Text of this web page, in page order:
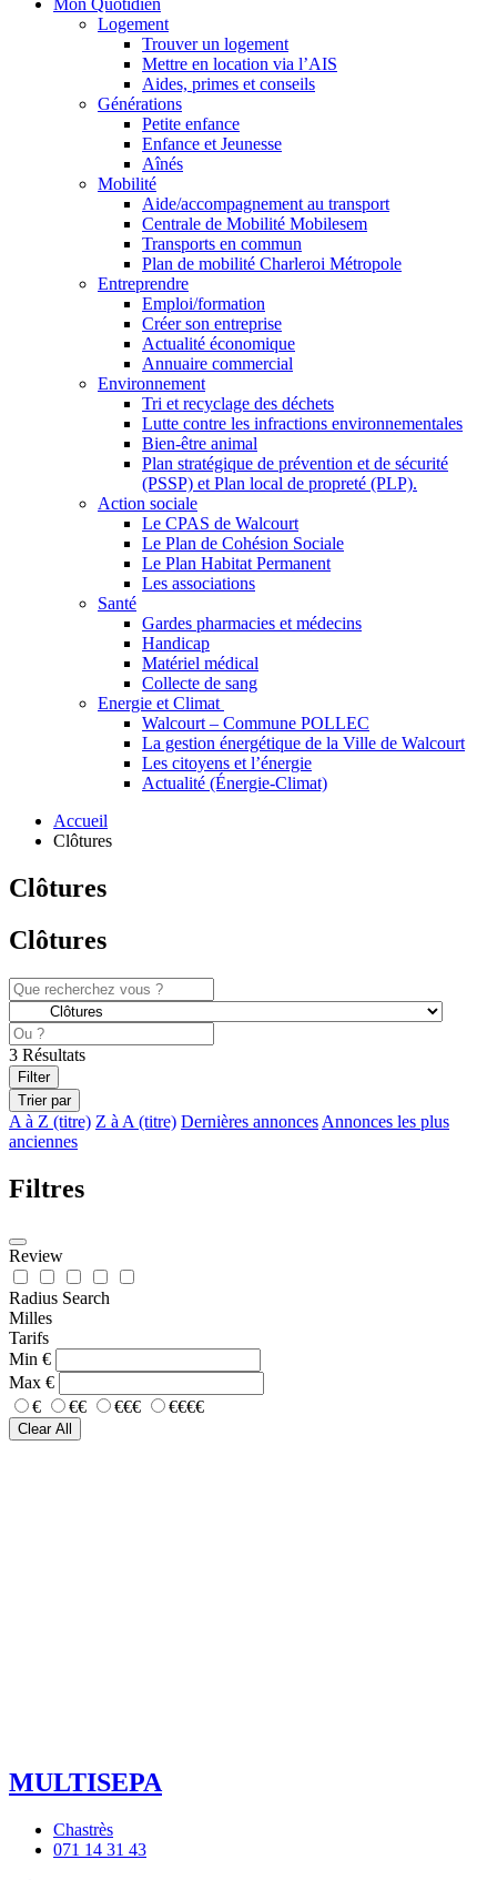
Mon Quotidien
Logement
Trouver un logement
Mettre en location via l’AIS
Aides, primes et conseils
Générations
Petite enfance
Enfance et Jeunesse
Aînés
Mobilité
Aide/accompagnement au transport
Centrale de Mobilité Mobilesem
Transports en commun
Plan de mobilité Charleroi Métropole
Entreprendre
Emploi/formation
Créer son entreprise
Actualité économique
Annuaire commercial
Environnement
Tri et recyclage des déchets
Lutte contre les infractions environnementales
Bien-être animal
Plan stratégique de prévention et de sécurité
(PSSP) et Plan local de propreté (PLP).
Action sociale
Le CPAS de Walcourt
Le Plan de Cohésion Sociale
Le Plan Habitat Permanent
Les associations
Santé
Gardes pharmacies et médecins
Handicap
Matériel médical
Collecte de sang
Energie et Climat
Walcourt – Commune POLLEC
La gestion énergétique de la Ville de Walcourt
Les citoyens et l’énergie
Actualité (Énergie-Climat)
Accueil
Clôtures
Clôtures
Clôtures
3 Résultats
Filter
Trier par
A à Z (titre) Z à A (titre) Dernières annonces Annonces les plus
anciennes
Filtres
Review
Radius Search
Milles
Tarifs
Min €
Max €
€
€€ €€€ €€€€
Clear All
MULTISEPA
Chastrès
071 14 31 43